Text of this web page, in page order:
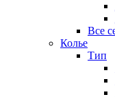
Все
Колье
Тип